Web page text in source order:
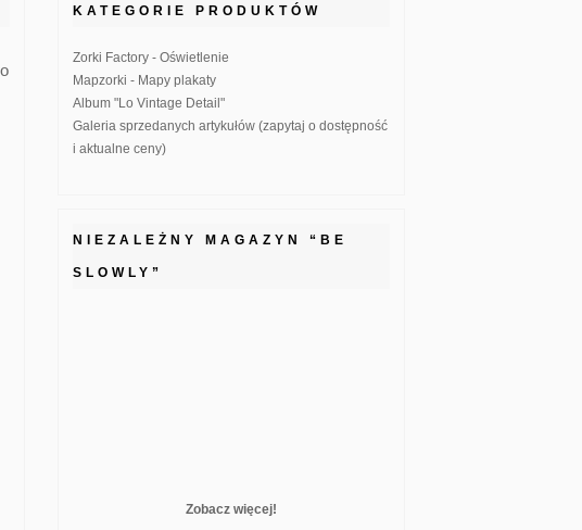
KATEGORIE PRODUKTÓW
Zorki Factory - Oświetlenie
Mapzorki - Mapy plakaty
Album "Lo Vintage Detail"
Galeria sprzedanych artykułów (zapytaj o dostępność
i aktualne ceny)
NIEZALEŻNY MAGAZYN “BE
SLOWLY”
Zobacz więcej!